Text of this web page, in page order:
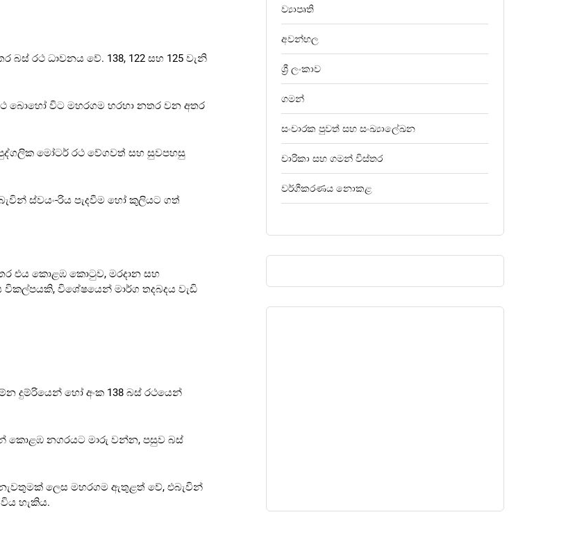
රථ ධාවනය වේ. 138, 122 සහ 125 වැනි
බොහෝ විට මහරගම හරහා නතර වන අතර
පුද්ගලික මෝටර් රථ වේගවත් සහ සුවපහසු
ස්වයං-රිය පැදවීම හෝ කුලියට ගත්
එය කොළඹ කොටුව, මරදාන සහ
විකල්පයකි, විශේෂයෙන් මාර්ග තදබදය වැඩි
දුම්රියෙන් හෝ අංක 138 බස් රථයෙන්
කොළඹ නගරයට මාරු වන්න, පසුව බස්
ලෙස මහරගම ඇතුළත් වේ, එබැවින්
හැකිය.
ව්‍යාපෘති
අවන්හල
ශ්‍රී ලංකාව
ගමන්
සංචාරක පුවත් සහ සංඛ්‍යාලේඛන
චාරිකා සහ ගමන් විස්තර
වර්ගීකරණය නොකළ